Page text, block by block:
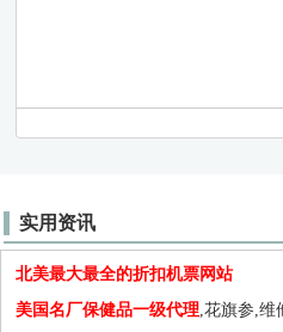
实用资讯
北美最大最全的折扣机票网站
美国名厂保健品一级代理,花旗参,维